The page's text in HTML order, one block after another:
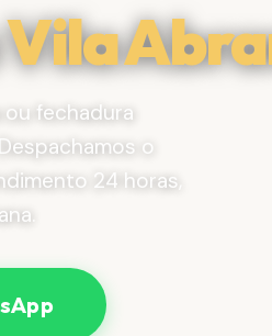
Vila
fechadura
o
24 horas,